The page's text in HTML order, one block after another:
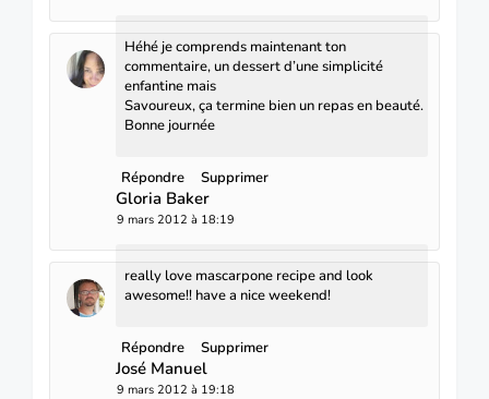
Héhé je comprends maintenant ton
commentaire, un dessert d’une simplicité
enfantine mais
Savoureux, ça termine bien un repas en beauté.
Bonne journée
Répondre Supprimer
Gloria Baker
9 mars 2012 à 18:19
really love mascarpone recipe and look
awesome!! have a nice weekend!
Répondre Supprimer
José Manuel
9 mars 2012 à 19:18